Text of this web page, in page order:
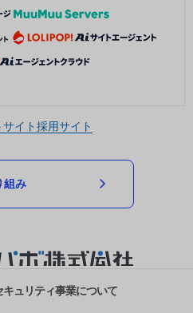
イト採用サイト
組み
ュリティ事業について